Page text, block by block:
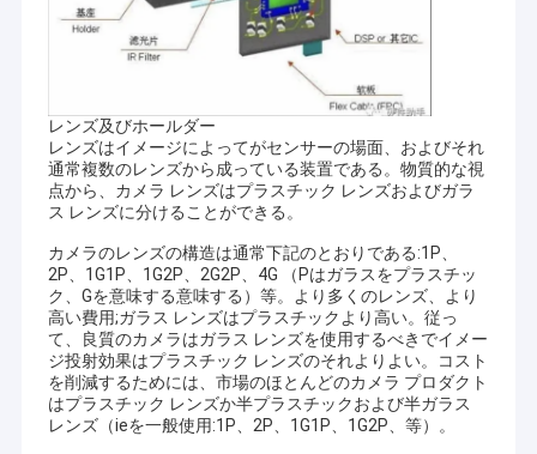
レンズ及びホールダー
レンズはイメージによってがセンサーの場面、およびそれ
通常複数のレンズから成っている装置である。物質的な視
点から、カメラ レンズはプラスチック レンズおよびガラ
ス レンズに分けることができる。
カメラのレンズの構造は通常下記のとおりである:1P、
2P、1G1P、1G2P、2G2P、4G （Pはガラスをプラスチッ
ク、Gを意味する意味する）等。より多くのレンズ、より
高い費用;ガラス レンズはプラスチックより高い。従っ
て、良質のカメラはガラス レンズを使用するべきでイメー
ジ投射効果はプラスチック レンズのそれよりよい。コスト
を削減するためには、市場のほとんどのカメラ プロダクト
はプラスチック レンズか半プラスチックおよび半ガラス
レンズ（ieを一般使用:1P、2P、1G1P、1G2P、等）。